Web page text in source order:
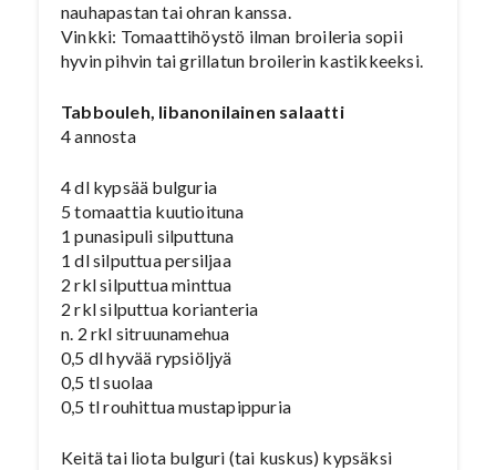
nauhapastan tai ohran kanssa.
Vinkki: Tomaattihöystö ilman broileria sopii
hyvin pihvin tai grillatun broilerin kastikkeeksi.
Tabbouleh, libanonilainen salaatti
4 annosta
4 dl kypsää bulguria
5 tomaattia kuutioituna
1 punasipuli silputtuna
1 dl silputtua persiljaa
2 rkl silputtua minttua
2 rkl silputtua korianteria
n. 2 rkl sitruunamehua
0,5 dl hyvää rypsiöljyä
0,5 tl suolaa
0,5 tl rouhittua mustapippuria
Keitä tai liota bulguri (tai kuskus) kypsäksi